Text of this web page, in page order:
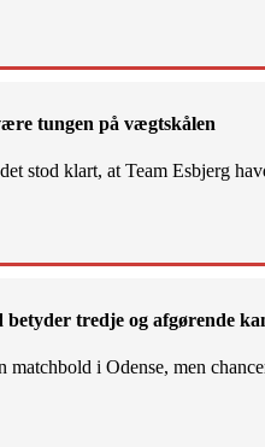
tungen på vægtskålen
stod klart, at Team Esbjerg
betyder tredje og afgørende
matchbold i Odense, men